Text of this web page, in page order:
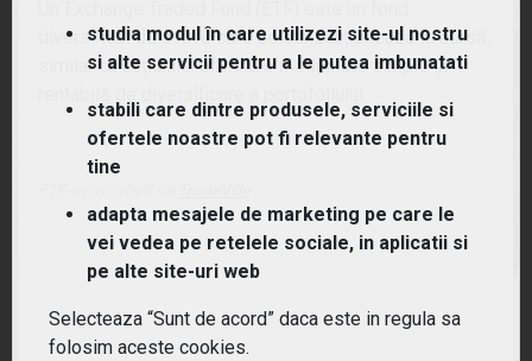
(PTENGETF) ETF Energie Patria-Tradeville
RANDAMENT PE UN AN
86.69%
diversificat de active care se tranzacționează la bursă,
similar cu acțiunile, oferind o modalitate simplă și
studia modul în care utilizezi site-ul nostru
si alte servicii pentru a le putea imbunatati
stabili care dintre produsele, serviciile si
ofertele noastre pot fi relevante pentru
tine
adapta mesajele de marketing pe care le
vei vedea pe retelele sociale, in aplicatii si
pe alte site-uri web
Selecteaza “Sunt de acord” daca este in regula sa
folosim aceste cookies.